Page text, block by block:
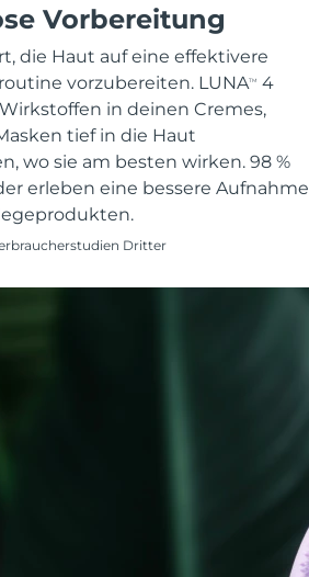
Vorbereitung
die Haut auf eine effektivere
vorzubereiten. LUNATM
4
in deinen Cremes,
tief in die Haut
wo sie am besten wirken. 98 %
erleben eine bessere Aufnahme
Dritter
treatment devices
eye massagers
skincare
pore care essentials
Teeth Whitening Gel
Männer